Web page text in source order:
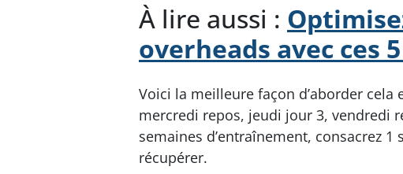
À lire aussi :
overheads avec ces
Voici la meilleure façon d’aborder
mercredi repos, jeudi jour 3, vendredi
semaines d’entraînement, consacrez
récupérer.